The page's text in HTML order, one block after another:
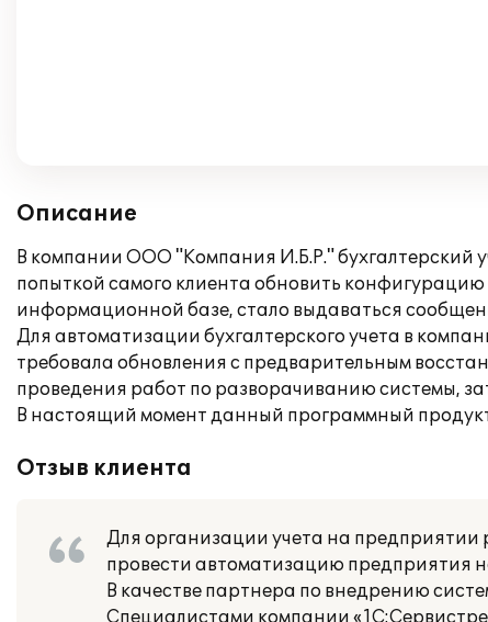
Описание
В компании ООО "Компания И.Б.Р." бухгалтерский
попыткой самого клиента обновить
информационной базе, стало выдаваться
Для автоматизации бухгалтерского учета в
требовала обновления с предварительным
проведения работ по разворачиванию системы,
В настоящий момент данный программный
Отзыв клиента
Для организации учета на
провести автоматизацию предприятия
В качестве партнера по внедрению
Специалистами компании